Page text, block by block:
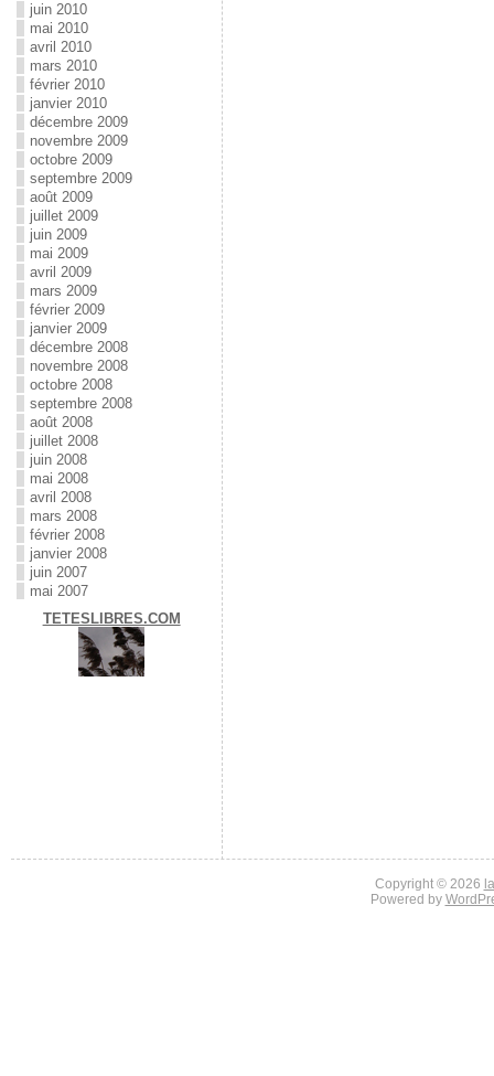
juin 2010
mai 2010
avril 2010
mars 2010
février 2010
janvier 2010
décembre 2009
novembre 2009
octobre 2009
septembre 2009
août 2009
juillet 2009
juin 2009
mai 2009
avril 2009
mars 2009
février 2009
janvier 2009
décembre 2008
novembre 2008
octobre 2008
septembre 2008
août 2008
juillet 2008
juin 2008
mai 2008
avril 2008
mars 2008
février 2008
janvier 2008
juin 2007
mai 2007
TETESLIBRES.COM
Copyright © 2026
Powered by